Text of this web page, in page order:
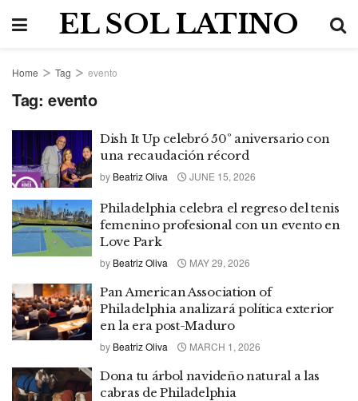
EL SOL LATINO
Home Tag evento
Tag: evento
Dish It Up celebró 50º aniversario con
una recaudación récord
by Beatriz Oliva JUNE 15, 2026
Philadelphia celebra el regreso del tenis
femenino profesional con un evento en
Love Park
by Beatriz Oliva MAY 29, 2026
Pan American Association of
Philadelphia analizará política exterior
en la era post-Maduro
by Beatriz Oliva MARCH 1, 2026
Dona tu árbol navideño natural a las
cabras de Philadelphia